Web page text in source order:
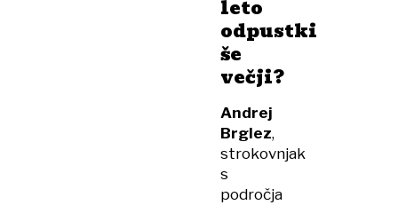
leto
odpustki
še
večji?
Andrej
Brglez,
strokovnjak
s
področja